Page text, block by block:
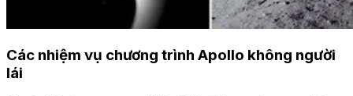
Các nhiệm vụ chương trình Apollo không người
lái